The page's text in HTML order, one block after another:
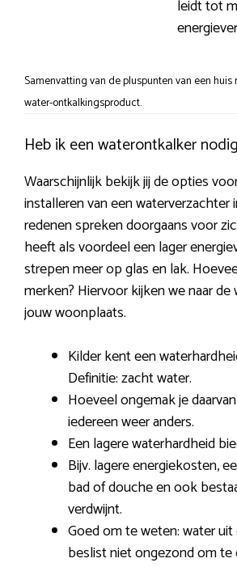
leidt tot
Samenvatting van de pluspunten van een
water-ontkalkingsproduct.
Heb ik een waterontkalker
Waarschijnlijk bekijk jij de opties
installeren van een waterverzachter
redenen spreken doorgaans voor
heeft als voordeel een lager
strepen meer op glas en lak.
merken? Hiervoor kijken we naar
jouw woonplaats.
Kilder kent een
Definitie: zacht water.
Hoeveel ongemak je
iedereen weer anders.
Een lagere waterhardheid
Bijv. lagere energiekosten,
bad of douche en ook
verdwijnt.
Goed om te weten: water
beslist niet ongezond om te